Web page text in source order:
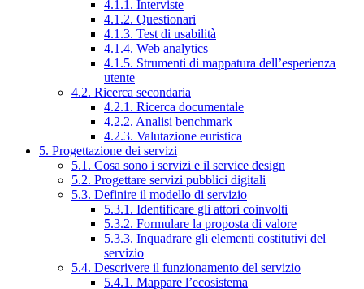
4.1.1. Interviste
4.1.2. Questionari
4.1.3. Test di usabilità
4.1.4. Web analytics
4.1.5. Strumenti di mappatura dell’esperienza
utente
4.2. Ricerca secondaria
4.2.1. Ricerca documentale
4.2.2. Analisi benchmark
4.2.3. Valutazione euristica
5. Progettazione dei servizi
5.1. Cosa sono i servizi e il service design
5.2. Progettare servizi pubblici digitali
5.3. Definire il modello di servizio
5.3.1. Identificare gli attori coinvolti
5.3.2. Formulare la proposta di valore
5.3.3. Inquadrare gli elementi costitutivi del
servizio
5.4. Descrivere il funzionamento del servizio
5.4.1. Mappare l’ecosistema